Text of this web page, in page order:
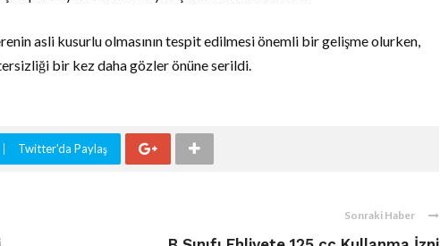
asli kusurlu olmasının tespit edilmesi önemli bir gelişme olurken,
bir kez daha gözler önüne serildi.
Twitter'da Paylaş
Sonraki Haber